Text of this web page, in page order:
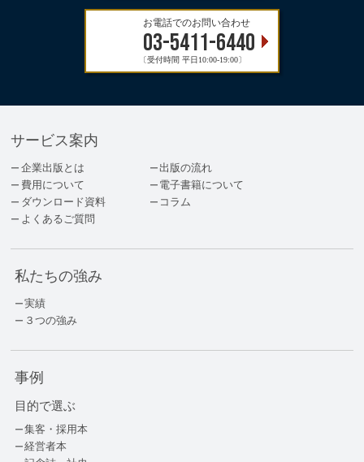
お電話でのお問い合わせ
03-5411-6440
〔受付時間 平日10:00-19:00〕
サービス案内
企業出版とは
出版の流れ
費用について
電子書籍について
ダウンロード資料
コラム
よくあるご質問
私たちの強み
実績
３つの強み
事例
目的で選ぶ
集客・採用本
経営者本